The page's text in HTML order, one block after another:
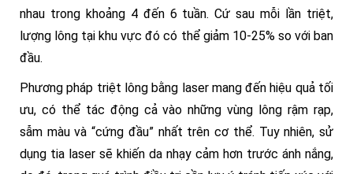
nhau trong khoảng 4 đến 6 tuần. Cứ sau mỗi lần triệt,
lượng lông tại khu vực đó có thể giảm 10-25% so với ban
đầu.
Phương pháp triệt lông bằng laser mang đến hiệu quả tối
ưu, có thể tác động cả vào những vùng lông rậm rạp,
sẫm màu và “cứng đầu” nhất trên cơ thể. Tuy nhiên, sử
dụng tia laser sẽ khiến da nhạy cảm hơn trước ánh nắng,